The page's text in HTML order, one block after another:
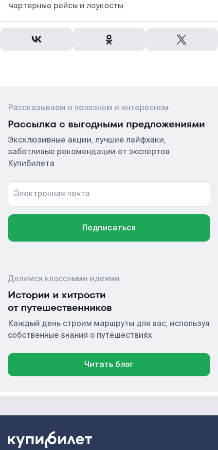
чартерные рейсы и лоукосты.
Рассказываем о полезном и интересном
Рассылка с выгодными предложениями
Эксклюзивные акции, лучшие лайфхаки,
заботливые рекомендации от экспертов
Купибилета
Электронная почта
Подписаться
Делимся классными идеями
Истории и хитрости
от путешественников
Каждый день строим маршруты для вас, используя
собственные знания о путешествиях
Читать блог